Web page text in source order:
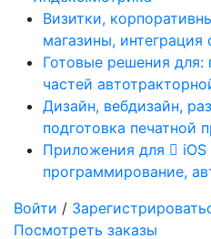
Визитки,
магазины, интеграция
Готовые решения для:
частей
Дизайн, вебдизайн,
подготовка печатной
Приложения для
iOS
программирование,
Войти /
Посмотреть заказы